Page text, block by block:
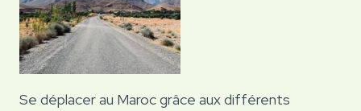
Se déplacer au Maroc grâce aux différents